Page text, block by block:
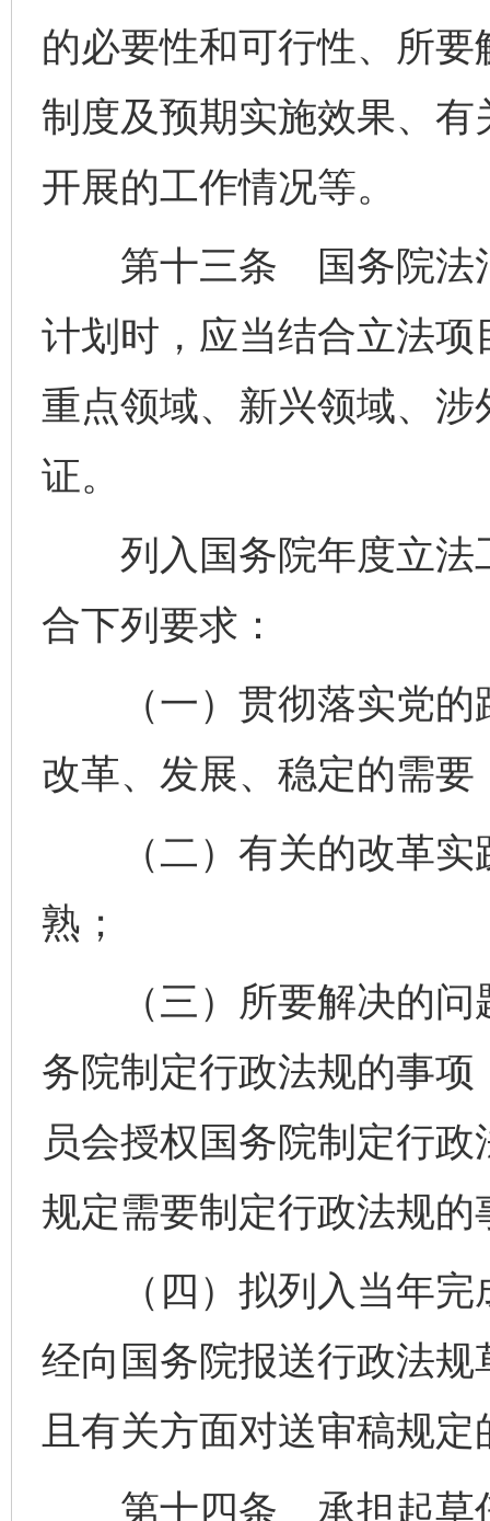
的必要性和可行性、所
制度及预期实施效果、
开展的工作情况等。
第十三条 国务院法治
计划时，应当结合立法
重点领域、新兴领域、
证。
列入国务院年度立法
合下列要求：
（一）贯彻落实党的
改革、发展、稳定的需要
（二）有关的改革实
熟；
（三）所要解决的问
务院制定行政法规的事
员会授权国务院制定行
规定需要制定行政法规的
（四）拟列入当年完
经向国务院报送行政法
且有关方面对送审稿规
第十四条 承担起草任